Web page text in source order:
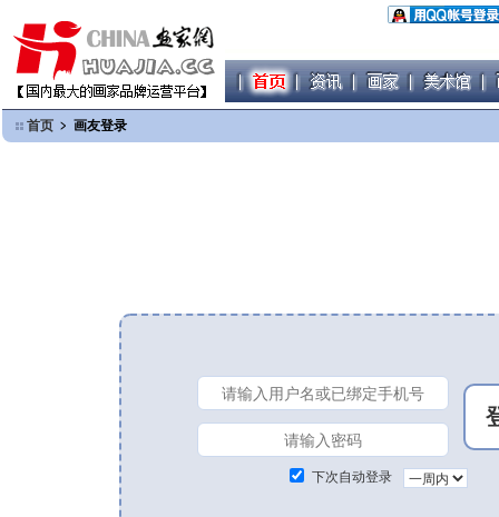
首页 ﹥ 画友登录
下次自动登录